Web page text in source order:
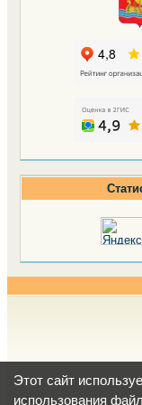
Этот сайт
использования